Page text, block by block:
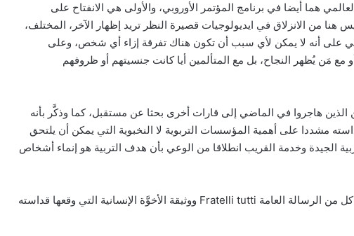
هما أيضا في برنامج المؤتمر الأوروبي، والأولى هي الانفتاح على
هنا من الانزلاق في ايديولوجيات قصيرة النظر تريد إظهار الآخر، المختلف،
على أنه لا يمكن لأي سبب أن تكون هناك تفرقة إزاء أي شخص، وعلى
مَن يُظهر النجاح، بل مع المتألمين أيا كانت جنسيتهم أو ظروفهم
الذين هاجروا في الماضي إلى قارات أخرى بحثا عن مستقبل، كما وذكَّر بأنه
مشددا على أهمية المؤسسات التربوية لا النخبوية التي يمكن أن يلتحق
الجيدة وخدمة القريب انطلاقا من الوعي بأن هدف التربية هو إنماء أشخاص
ودعا البابا في هذا السياق شباب أوروبا إلى قراءة كل من الرسالة العامة Fratelli tutti ووثيقة الأخوَّة الإنسانية التي وقعها قداسته